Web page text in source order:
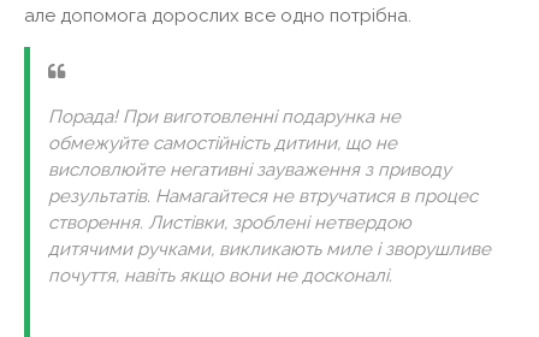
але допомога дорослих все одно потрібна.
Порада! При виготовленні подарунка не
обмежуйте самостійність дитини, що не
висловлюйте негативні зауваження з приводу
результатів. Намагайтеся не втручатися в процес
створення. Листівки, зроблені нетвердою
дитячими ручками, викликають миле і зворушливе
почуття, навіть якщо вони не досконалі.